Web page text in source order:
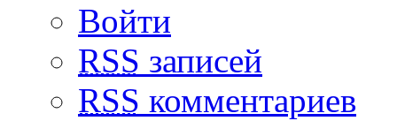
Войти
RSS записей
RSS комментариев